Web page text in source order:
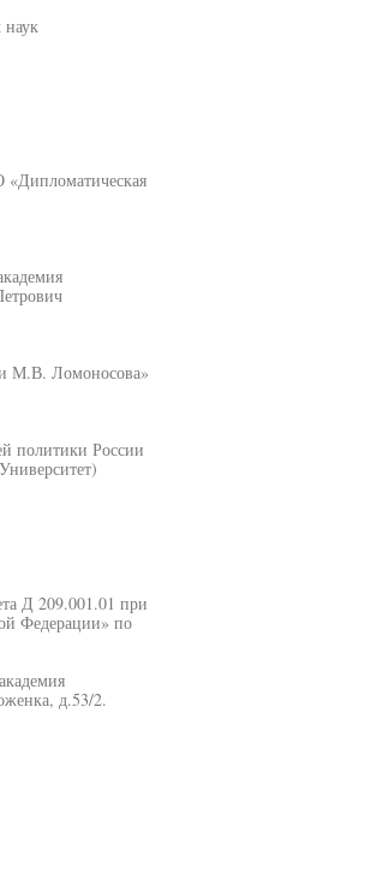
М.В. Ломоносова»
политики России
Д 209.001.01 при
Федерации» по
д.53/2.